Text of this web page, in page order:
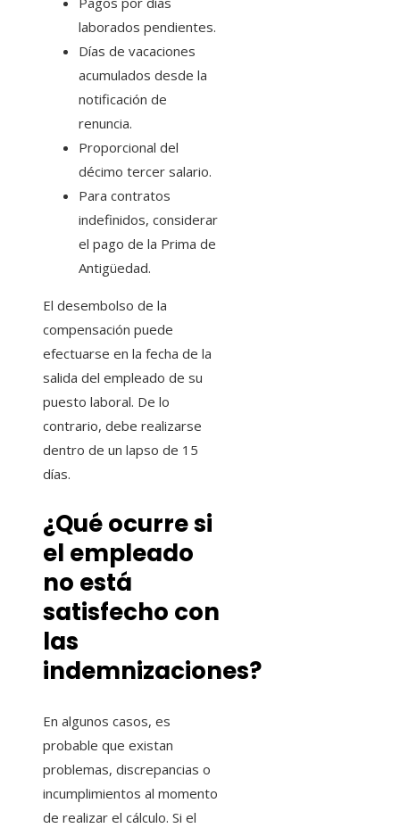
laborados pendientes.
Días de vacaciones
acumulados desde la
notificación de
renuncia.
Proporcional del
décimo tercer salario.
Para contratos
indefinidos, considerar
el pago de la Prima de
Antigüedad.
El desembolso de la
compensación puede
efectuarse en la fecha de la
salida del empleado de su
puesto laboral. De lo
contrario, debe realizarse
dentro de un lapso de 15
días.
¿Qué ocurre si
el empleado
no está
satisfecho con
las
indemnizaciones?
En algunos casos, es
probable que existan
problemas, discrepancias o
incumplimientos al momento
de realizar el cálculo. Si el